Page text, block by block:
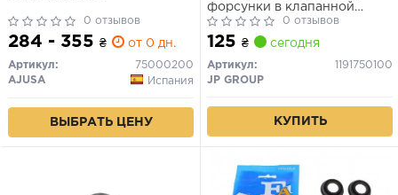
0 отзывов
284 - 355 ₴ от 0 дн.
Артикул:
75000200
AJUSA
Испания
ВЫБРАТЬ ЦЕНУ
форсунки в клапанной
крышке (21x40x10) VAG 1.6-
2.0 TDI 07-
0 отзывов
125 ₴ сегодня
Артикул:
1191750100
JP GROUP
КУПИТЬ